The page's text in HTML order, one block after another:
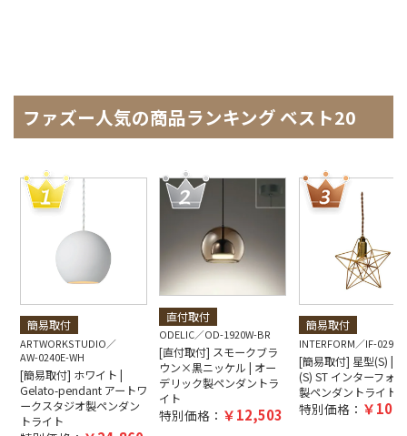
ファズー人気の商品ランキング ベスト20
簡易取付
ARTWORKSTUDIO
AW-0240E-WH
[簡易取付] ホワイト |
Gelato-pendant アートワ
ークスタジオ製ペンダン
トライト
直付取付
ODELIC OD-1920W-BR
[直付取付] スモークブラ
ウン×黒ニッケル | オー
デリック製ペンダントラ
イト
特別価格： 12,503
簡易取付
INTERFORM IF-
[簡易取付] 星型(S) |
(S) ST インターフォ
製ペンダントライト
特別価格：